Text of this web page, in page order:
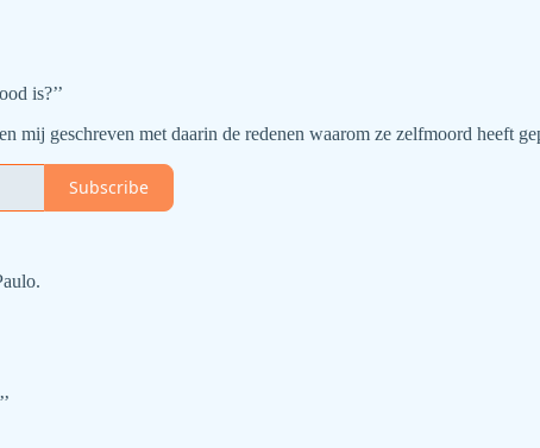
is?’’
mij geschreven met daarin de redenen waarom ze zelfmoord heeft
Subscribe